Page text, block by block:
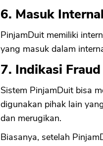
6. Masuk
PinjamDuit memiliki
yang masuk dalam
7. Indikasi
Sistem PinjamDuit bisa
digunakan pihak lain
dan merugikan.
Biasanya, setelah